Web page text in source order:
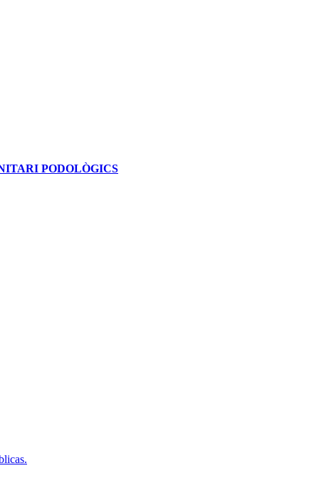
PODOLÒGICS